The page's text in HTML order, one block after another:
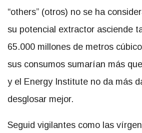
“others” (otros) no se ha
su potencial extractor asciende
65.000 millones de metros
sus consumos sumarían más
y el Energy Institute no da más
desglosar mejor.
Seguid vigilantes como las